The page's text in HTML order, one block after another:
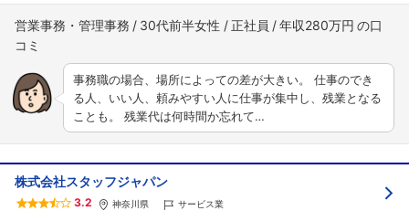
営業事務・管理事務 30代前半女性 正社員 年収280万円
事務職の場合、場所によっての差が大きい。 仕事のでき
る人、いい人、頼みやすい人に仕事が集中し、残業となる
ことも。 残業代は何時間か忘れて…
株式会社スタッフジャパン
3.2 神奈川県 サービス業